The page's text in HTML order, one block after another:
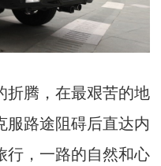
折腾，在最艰苦的地
路途阻碍后直达内
行，一路的自然和心